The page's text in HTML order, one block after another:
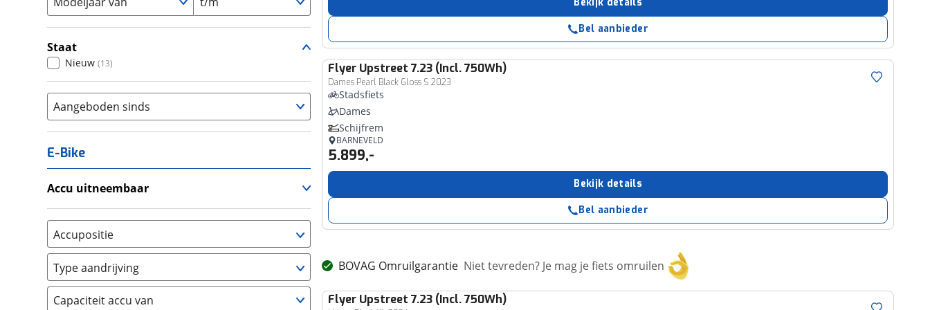
Staat
Nieuw (13)
Aangeboden sinds
E-Bike
Accu uitneembaar
Nee, vast (0)
Accupositie
Bagagedrager (0)
Frame (0 )
Vloer (0
Type aandrijving
Achterwiel (0)
Capaciteit accu van
Bel aanbieder
Flyer Upstreet 7.23 (Incl. 750Wh)
Dames Pearl Black Gloss S 2023
Stadsfiets
Dames
Schijfrem
BARNEVELD
5.899,-
Bekijk details
Bel aanbieder
BOVAG Omruilgarantie Niet tevreden? Je mag je fiets omruilen
Flyer Upstreet 7.23 (Incl. 750Wh)